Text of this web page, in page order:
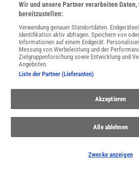
Hitzewellen, Hochwasser, Stürme: Der
Wetterereignisse wahrscheinlicher – auch
entstehen und wie wir uns dafür
Wir und unsere Partner verarbeiten Daten,
bereitzustellen:
Verwendung genauer Standortdaten.
Identifikation aktiv abfragen. Speichern von
Informationen auf einem Endgerät.
Messung von Werbeleistung und der
Zielgruppenforschung sowie Entwicklung und
Angeboten.
Liste der Partner (Lieferanten)
Akzeptieren
Alle ablehnen
Zwecke anzeigen